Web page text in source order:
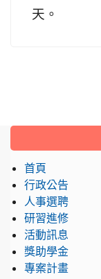
天。
:::
首頁
行政公告
人事選聘
研習進修
活動訊息
獎助學金
專案計畫